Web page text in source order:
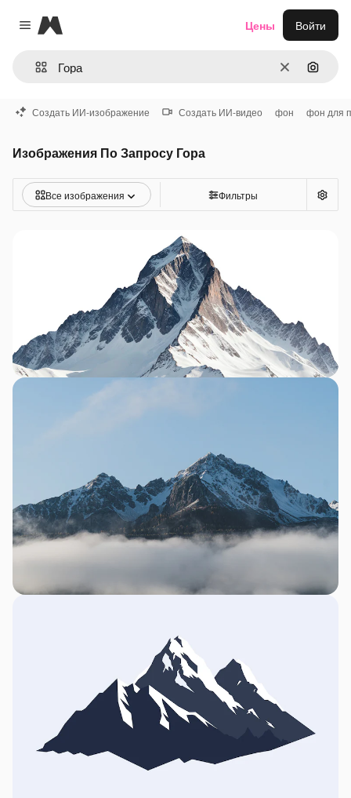
Close menu
Magnific
ОчиститьПоиск
Цены Войти
Создать ИИ-изображение Создать ИИ-видео фон фон для
Изображения По Запросу Гора
Все изображения Фильтры